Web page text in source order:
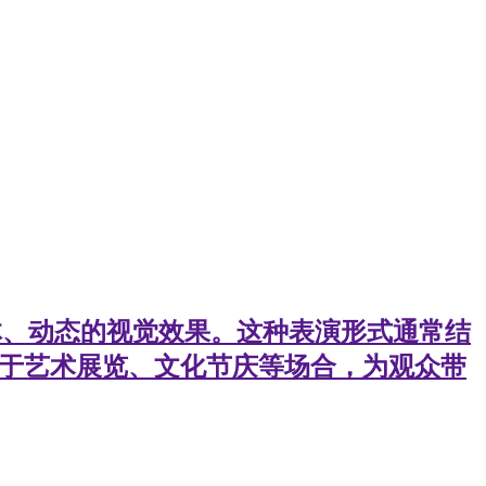
动态的视觉效果。这种表演形式通常结
艺术展览、文化节庆等场合，为观众带